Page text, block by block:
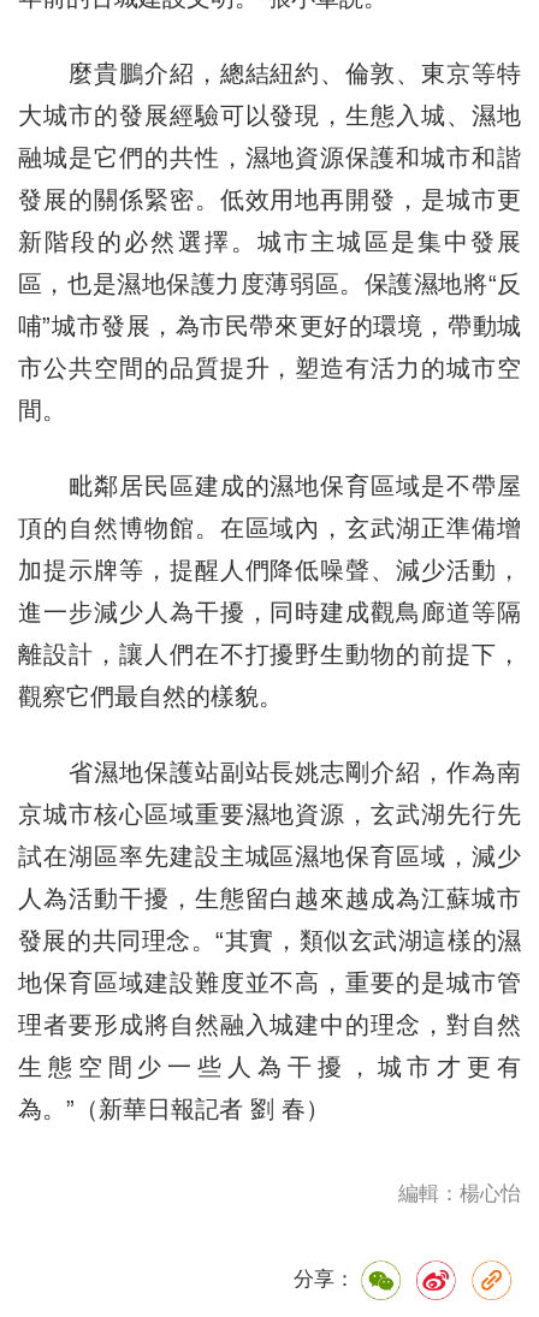
麼貴鵬介紹，總結紐約、倫敦、東京等特
大城市的發展經驗可以發現，生態入城、濕地
融城是它們的共性，濕地資源保護和城市和諧
發展的關係緊密。低效用地再開發，是城市更
新階段的必然選擇。城市主城區是集中發展
區，也是濕地保護力度薄弱區。保護濕地將“反
哺”城市發展，為市民帶來更好的環境，帶動城
市公共空間的品質提升，塑造有活力的城市空
間。
毗鄰居民區建成的濕地保育區域是不帶屋
頂的自然博物館。在區域內，玄武湖正準備增
加提示牌等，提醒人們降低噪聲、減少活動，
進一步減少人為干擾，同時建成觀鳥廊道等隔
離設計，讓人們在不打擾野生動物的前提下，
觀察它們最自然的樣貌。
省濕地保護站副站長姚志剛介紹，作為南
京城市核心區域重要濕地資源，玄武湖先行先
試在湖區率先建設主城區濕地保育區域，減少
人為活動干擾，生態留白越來越成為江蘇城市
發展的共同理念。“其實，類似玄武湖這樣的濕
地保育區域建設難度並不高，重要的是城市管
理者要形成將自然融入城建中的理念，對自然
生態空間少一些人為干擾，城市才更有
為。”（新華日報記者 劉 春）
編輯：楊心怡
分享：